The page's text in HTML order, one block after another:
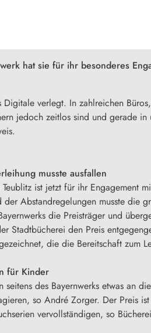
hat sie für ihr besonderes
verlegt. In zahlreichen
jedoch zeitlos sind und gerade
musste ausfallen
ist jetzt für ihr Engagement
Abstandregelungen musste die
die Preisträger und
Stadtbücherei den Preis
die die Bereitschaft zum
für Kinder
seitens des Bayernwerks etwas an
so André Zorger. Der Preis
vervollständigen, so